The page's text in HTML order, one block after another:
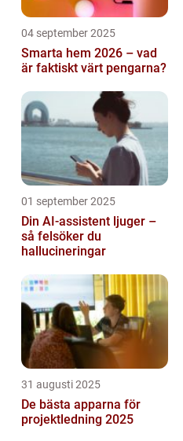
04 september 2025
Smarta hem 2026 – vad
är faktiskt värt pengarna?
01 september 2025
Din AI-assistent ljuger –
så felsöker du
hallucineringar
31 augusti 2025
De bästa apparna för
projektledning 2025